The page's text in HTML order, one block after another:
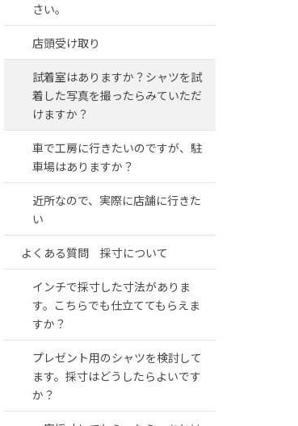
さい。
店頭受け取り
試着室はありますか？シャツを試
着した写真を撮ったらみていただ
けますか？
車で工房に行きたいのですが、駐
車場はありますか？
近所なので、実際に店舗に行きた
い
よくある質問 採寸について
インチで採寸した寸法がありま
す。こちらでも仕立ててもらえま
すか？
プレゼント用のシャツを検討して
ます。採寸はどうしたらよいです
か？